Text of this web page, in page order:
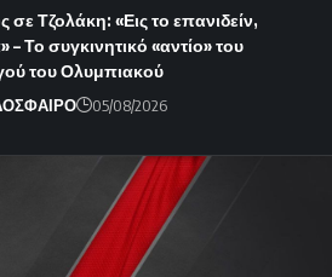
σε Τζολάκη: «Εις το επανιδείν,
– Το συγκινητικό «αντίο» του
του Ολυμπιακού
05/08/2026